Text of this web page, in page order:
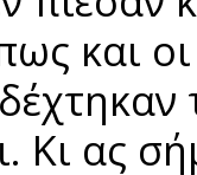
και
Κι ας